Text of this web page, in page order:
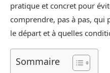
pratique et concret pour
comprendre, pas à pas, qui
le départ et à quelles
Sommaire